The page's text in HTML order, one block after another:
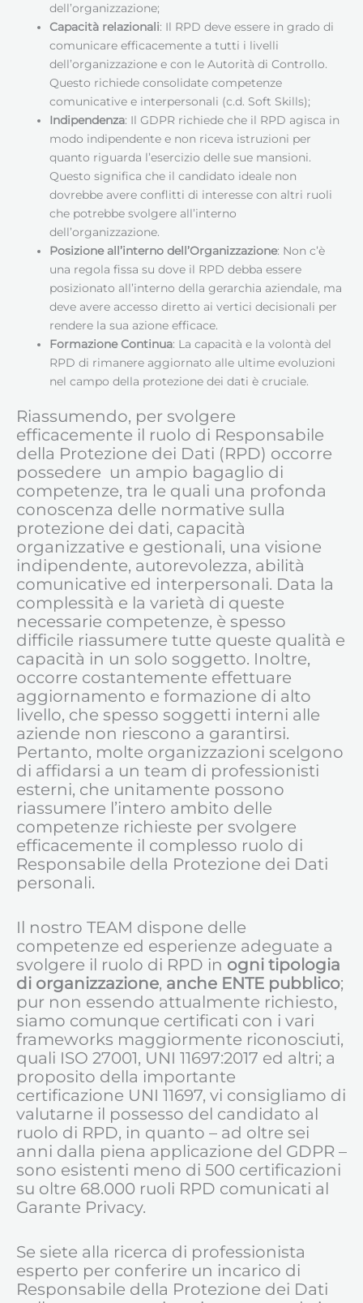
dell’organizzazione;
Capacità relazionali: Il RPD deve essere in grado di
comunicare efficacemente a tutti i livelli
dell’organizzazione e con le Autorità di Controllo.
Questo richiede consolidate competenze
comunicative e interpersonali (c.d. Soft Skills);
Indipendenza: Il GDPR richiede che il RPD agisca in
modo indipendente e non riceva istruzioni per
quanto riguarda l’esercizio delle sue mansioni.
Questo significa che il candidato ideale non
dovrebbe avere conflitti di interesse con altri ruoli
che potrebbe svolgere all’interno
dell’organizzazione.
Posizione all’interno dell’Organizzazione: Non c’è
una regola fissa su dove il RPD debba essere
posizionato all’interno della gerarchia aziendale, ma
deve avere accesso diretto ai vertici decisionali per
rendere la sua azione efficace.
Formazione Continua: La capacità e la volontà del
RPD di rimanere aggiornato alle ultime evoluzioni
nel campo della protezione dei dati è cruciale.
Riassumendo, per svolgere
efficacemente il ruolo di Responsabile
della Protezione dei Dati (RPD) occorre
possedere un ampio bagaglio di
competenze, tra le quali una profonda
conoscenza delle normative sulla
protezione dei dati, capacità
organizzative e gestionali, una visione
indipendente, autorevolezza, abilità
comunicative ed interpersonali. Data la
complessità e la varietà di queste
necessarie competenze, è spesso
difficile riassumere tutte queste qualità e
capacità in un solo soggetto. Inoltre,
occorre costantemente effettuare
aggiornamento e formazione di alto
livello, che spesso soggetti interni alle
aziende non riescono a garantirsi.
Pertanto, molte organizzazioni scelgono
di affidarsi a un team di professionisti
esterni, che unitamente possono
riassumere l’intero ambito delle
competenze richieste per svolgere
efficacemente il complesso ruolo di
Responsabile della Protezione dei Dati
personali.
Il nostro TEAM dispone delle
competenze ed esperienze adeguate a
svolgere il ruolo di RPD in ogni tipologia
di organizzazione, anche ENTE pubblico;
pur non essendo attualmente richiesto,
siamo comunque certificati con i vari
frameworks maggiormente riconosciuti,
quali ISO 27001, UNI 11697:2017 ed altri; a
proposito della importante
certificazione UNI 11697, vi consigliamo di
valutarne il possesso del candidato al
ruolo di RPD, in quanto – ad oltre sei
anni dalla piena applicazione del GDPR –
sono esistenti meno di 500 certificazioni
su oltre 68.000 ruoli RPD comunicati al
Garante Privacy.
Se siete alla ricerca di professionista
esperto per conferire un incarico di
Responsabile della Protezione dei Dati